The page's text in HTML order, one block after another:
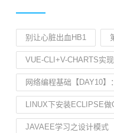
别让心脏出血HB1
VUE-CLI+V-CHARTS实
网络编程基础【DAY10】
LINUX下安装ECLIPSE做
JAVAEE学习之设计模式